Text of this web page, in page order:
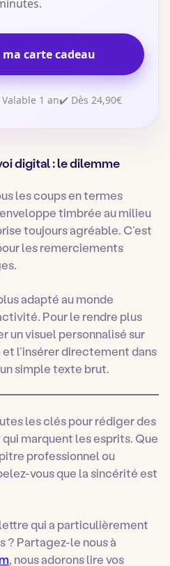
carte cadeau
1 an✔️ Dès 24,90€
digital : le dilemme
les coups en termes
timbrée au milieu
toujours agréable. C’est
les remerciements
adapté au monde
Pour le rendre plus
un visuel personnalisé sur
l’insérer directement dans
simple texte brut.
les clés pour rédiger des
marquent les esprits. Que
professionnel ou
vous que la sincérité est
qui a particulièrement
? Partagez-le nous à
, nous adorons lire vos